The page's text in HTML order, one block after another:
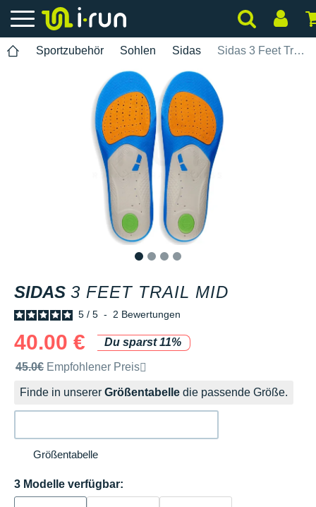
Sportzubehör Sohlen Sidas Sidas 3 Feet Trail MID
SIDAS 3 FEET TRAIL MID
5 / 5 - 2 Bewertungen
40.00 €
Du sparst 11%
Unverbindliche Preisempfehlung der Marke
45.0€ Empfohlener Preis
Finde in unserer Größentabelle die passende Größe.
Größentabelle
3 Modelle verfügbar: